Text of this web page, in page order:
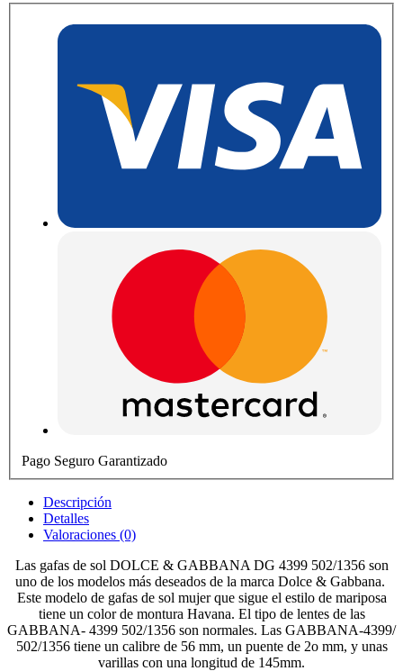
Pago Seguro Garantizado
Descripción
Detalles
Valoraciones (0)
Las gafas de sol DOLCE & GABBANA DG 4399 502/1356 son
uno de los modelos más deseados de la marca Dolce & Gabbana.
Este modelo de gafas de sol mujer que sigue el estilo de mariposa
tiene un color de montura Havana. El tipo de lentes de las
GABBANA- 4399 502/1356 son normales. Las GABBANA-4399/
502/1356 tiene un calibre de 56 mm, un puente de 2o mm, y unas
varillas con una longitud de 145mm.